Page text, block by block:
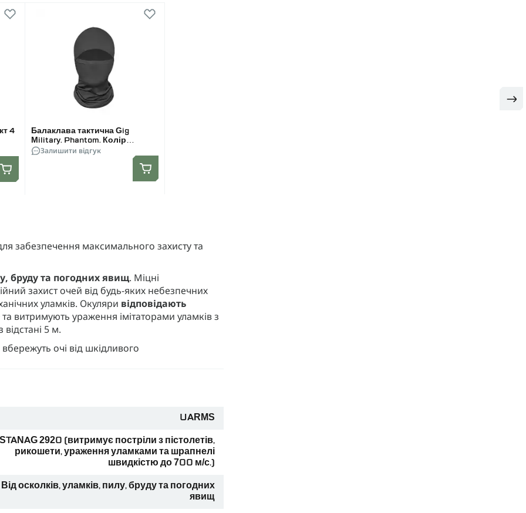
забезпечення максимального захисту та
бруду та погодних явищ. Міцні
захист очей від будь-яких небезпечних
уламків. Окуляри відповідають
та витримують ураження імітаторами уламків з
5 м.
вбережуть очі від шкідливого
лінз запобігає їх запотіванню та
щільне та комфортне прилягання до
UARMS
STANAG 2920 (витримує постріли з пістолетів,
рикошети, ураження уламками та шрапнелі
швидкістю до 700 м/с.)
Від осколків, уламків, пилу, бруду та погодних
явищ
4
Балаклава тактична Gig
Military. Phantom. Колір
Чорний. One size
Залишити відгук